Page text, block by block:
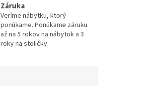
Záruka
Veríme nábytku, ktorý
ponúkame. Ponúkame záruku
až na 5 rokov na nábytok a 3
roky na stoličky